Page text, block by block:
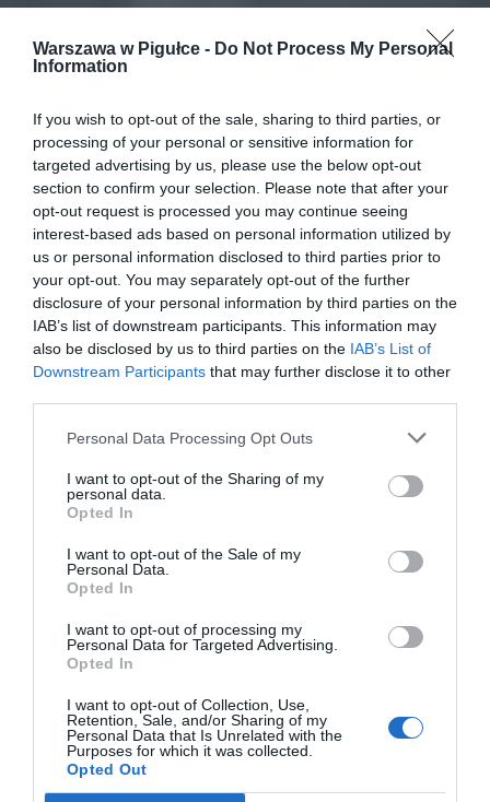
Warszawa w Pigułce - Do Not Process My Personal
Information
If you wish to opt-out of the sale, sharing to third parties, or
processing of your personal or sensitive information for
targeted advertising by us, please use the below opt-out
section to confirm your selection. Please note that after your
opt-out request is processed you may continue seeing
interest-based ads based on personal information utilized by
us or personal information disclosed to third parties prior to
your opt-out. You may separately opt-out of the further
disclosure of your personal information by third parties on the
IAB’s list of downstream participants. This information may
also be disclosed by us to third parties on the IAB’s List of
Downstream Participants that may further disclose it to other
Personal Data Processing Opt Outs
I want to opt-out of the Sharing of my
personal data.
Opted In
I want to opt-out of the Sale of my
Personal Data.
Opted In
I want to opt-out of processing my
Personal Data for Targeted Advertising.
Opted In
I want to opt-out of Collection, Use,
Retention, Sale, and/or Sharing of my
Personal Data that Is Unrelated with the
Purposes for which it was collected.
Opted Out